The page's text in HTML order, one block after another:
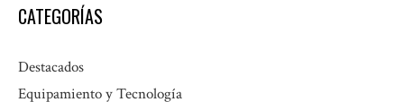
CATEGORÍAS
Destacados
Equipamiento y Tecnología